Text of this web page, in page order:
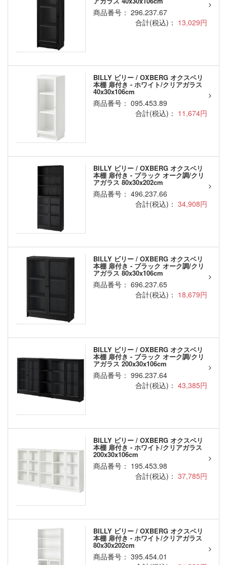
商品番号： 296.237.67
合計(税込)： 13,029円
BILLY ビリー / OXBERG オクスベリ
本棚 扉付き - ホワイト/クリアガラス
40x30x106cm
商品番号： 095.453.89
合計(税込)： 11,674円
BILLY ビリー / OXBERG オクスベリ
本棚 扉付き - ブラック オーク調/クリ
アガラス 80x30x202cm
商品番号： 496.237.66
合計(税込)： 34,908円
BILLY ビリー / OXBERG オクスベリ
本棚 扉付き - ブラック オーク調/クリ
アガラス 80x30x106cm
商品番号： 696.237.65
合計(税込)： 18,679円
BILLY ビリー / OXBERG オクスベリ
本棚 扉付き - ブラック オーク調/クリ
アガラス 200x30x106cm
商品番号： 996.237.64
合計(税込)： 43,385円
BILLY ビリー / OXBERG オクスベリ
本棚 扉付き - ホワイト/クリアガラス
200x30x106cm
商品番号： 195.453.98
合計(税込)： 37,785円
BILLY ビリー / OXBERG オクスベリ
本棚 扉付き - ホワイト/クリアガラス
80x30x202cm
商品番号： 395.454.01